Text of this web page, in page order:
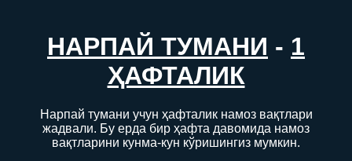
НАРПАЙ ТУМАНИ - 1
ҲАФТАЛИК
Нарпай тумани учун ҳафталик намоз вақтлари
жадвали. Бу ерда бир ҳафта давомида намоз
вақтларини кунма-кун кўришингиз мумкин.